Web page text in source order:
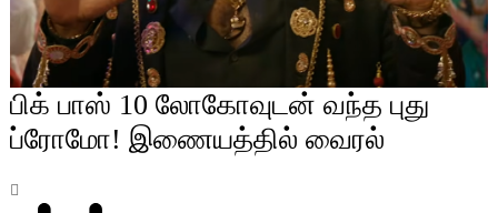
பிக் பாஸ் 10 லோகோவுடன் வந்த புது
ப்ரோமோ! இணையத்தில் வைரல்